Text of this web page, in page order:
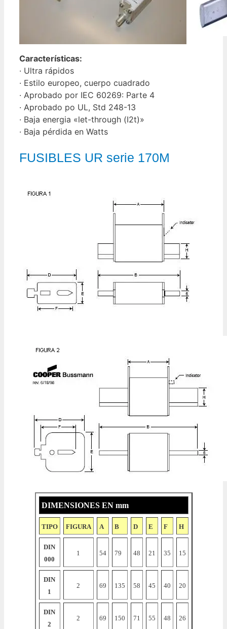
Características:
· Ultra rápidos
· Estilo europeo, cuerpo cuadrado
· Aprobado por IEC 60269: Parte 4
· Aprobado po UL, Std 248-13
· Baja energia «let-through (I2t)»
· Baja pérdida en Watts
FUSIBLES UR serie 170M
DIMENSIONES EN mm
TIPO FIGURA A B D E F H
DIN
000
1 54 79 48 21 35 15
DIN
1
2 69 135 58 45 40 20
DIN
2
2 69 150 71 55 48 26